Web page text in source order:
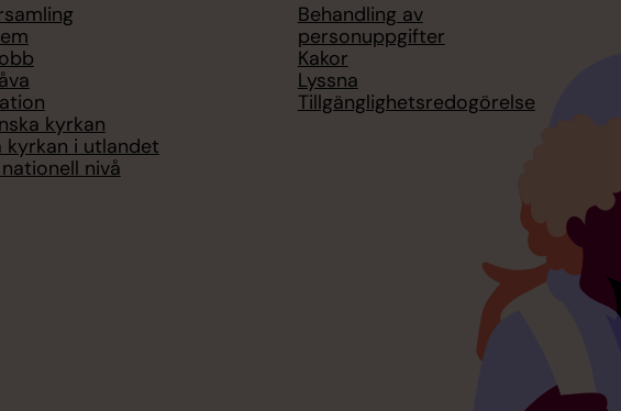
kyrkan
kyrkan i utlandet
nivå
Behandling av
personuppgifter
Kakor
Lyssna
Tillgänglighetsredogörelse